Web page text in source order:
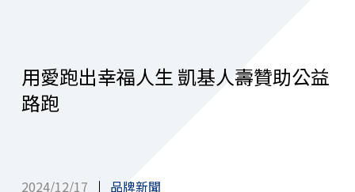
用愛跑出幸福人生 凱基人壽贊助公益
路跑
2024/12/17 品牌新聞